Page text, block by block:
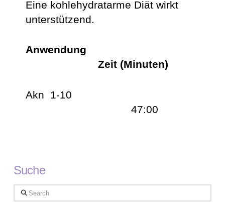
Eine kohlehydratarme Diät wirkt
unterstützend.
Anwendung
Zeit (Minuten)
Akn 1-10
47:00
Suche
Search